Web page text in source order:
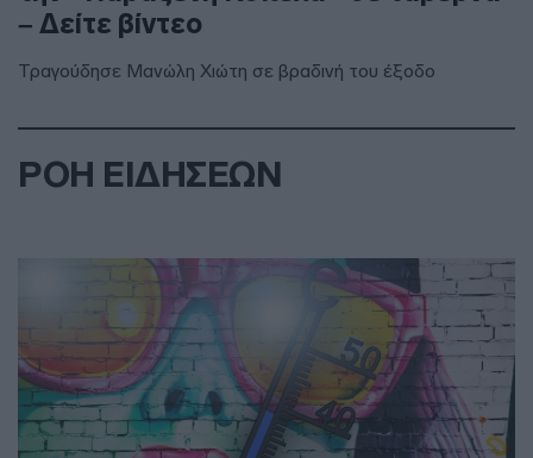
– Δείτε βίντεο
Τραγούδησε Μανώλη Χιώτη σε βραδινή του έξοδο
ΡΟΗ ΕΙΔΗΣΕΩΝ